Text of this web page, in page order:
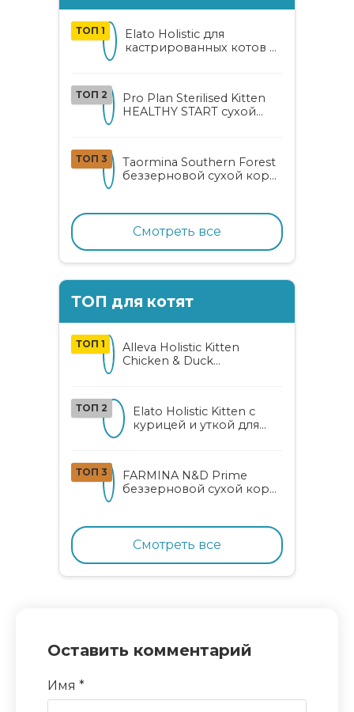
ТОП 1
Elato Holistic для
кастрированных котов и
ТОП 2
Pro Plan Sterilised Kitten
HEALTHY START сухой
лососем
ТОП 3
Taormina Southern Forest
беззерновой сухой корм
ягодами и овощами
Смотреть все
ТОП для котят
ТОП 1
Alleva Holistic Kitten
Chicken & Duck
ТОП 2
Elato Holistic Kitten с
курицей и уткой для
ТОП 3
FARMINA N&D Prime
беззерновой сухой корм
курицей и гранатом
Смотреть все
Оставить комментарий
Имя *